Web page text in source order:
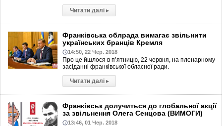
Читати далі ▸
Франківська облрада вимагає звільнити
українських бранців Кремля
14:50, 22 Чер. 2018
Про це йшлося в п’ятницю, 22 червня, на пленарному
засіданні франківської обласної ради.
Читати далі ▸
Франківськ долучиться до глобальної акції
за звільнення Олега Сенцова (ВИМОГИ)
13:46, 01 Чер. 2018